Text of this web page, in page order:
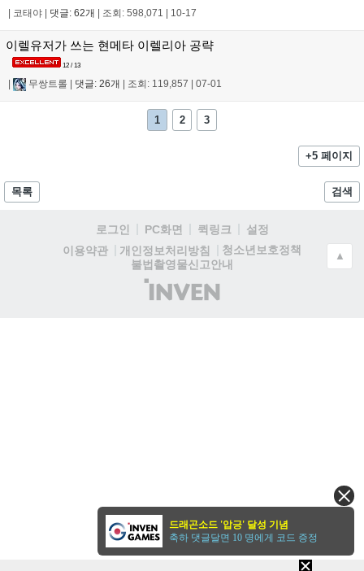
코태야 댓글: 62개 조회: 598,071 10-17
이렐유저가 쓰는 현메타 이렐리아 공략
12 / 13
무쌍트롤 댓글: 26개 조회: 119,857 07-01
1 2 3
+5 페이지
목록 검색
로그인 PC화면 퀵링크
설정
이용약관
개인정보처리방침
청소년보호정책
불법촬영물신고안내
(주)
인
▲
드래곤소드 '압긍' 달성 기념
축하 댓글달면 10 명에게 코드 증정